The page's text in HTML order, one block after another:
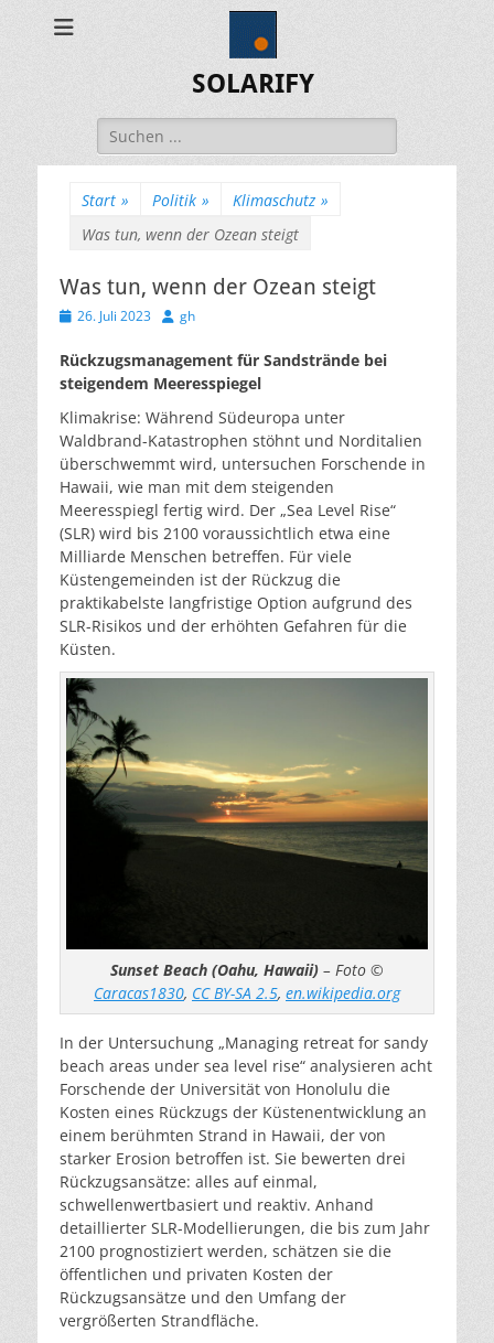
SOLARIFY
Suchen
nach:
Start » Politik » Klimaschutz »
Was tun, wenn der Ozean steigt
Was tun, wenn der Ozean steigt
Veröffentlicht
26. Juli 2023 Autor
gh
Rückzugsmanagement für Sandstrände bei
steigendem Meeresspiegel
Klimakrise: Während Südeuropa unter
Waldbrand-Katastrophen stöhnt und Norditalien
überschwemmt wird, untersuchen Forschende in
Hawaii, wie man mit dem steigenden
Meeresspiegl fertig wird. Der „Sea Level Rise“
(SLR) wird bis 2100 voraussichtlich etwa eine
Milliarde Menschen betreffen. Für viele
Küstengemeinden ist der Rückzug die
praktikabelste langfristige Option aufgrund des
SLR-Risikos und der erhöhten Gefahren für die
Küsten.
Sunset Beach (Oahu, Hawaii) – Foto ©
Caracas1830, CC BY-SA 2.5, en.wikipedia.org
In der Untersuchung „Managing retreat for sandy
beach areas under sea level rise“ analysieren acht
Forschende der Universität von Honolulu die
Kosten eines Rückzugs der Küstenentwicklung an
einem berühmten Strand in Hawaii, der von
starker Erosion betroffen ist. Sie bewerten drei
Rückzugsansätze: alles auf einmal,
schwellenwertbasiert und reaktiv. Anhand
detaillierter SLR-Modellierungen, die bis zum Jahr
2100 prognostiziert werden, schätzen sie die
öffentlichen und privaten Kosten der
Rückzugsansätze und den Umfang der
vergrößerten Strandfläche.